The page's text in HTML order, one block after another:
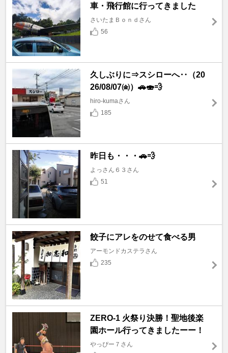
車・飛行館に行ってきました
さいたまＢｏｎｄさん
56
久しぶりに⇒スシローへ‥（20
26/08/07㈮）🚗🍣💨
hiro-kumaさん
185
昨日も・・・🚗💨
よっさん６３さん
51
餃子にアレをのせて食べる男
アーモンドカステラさん
235
ZERO-1 火祭り決勝！聖地後楽
園ホール行ってきましたーー！
やっぴー７さん